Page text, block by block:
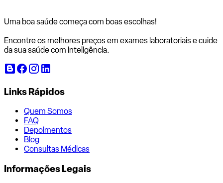
Uma boa saúde começa com boas escolhas!
Encontre os melhores preços em exames laboratoriais e cuide
da sua saúde com inteligência.
Links Rápidos
Quem Somos
FAQ
Depoimentos
Blog
Consultas Médicas
Informações Legais